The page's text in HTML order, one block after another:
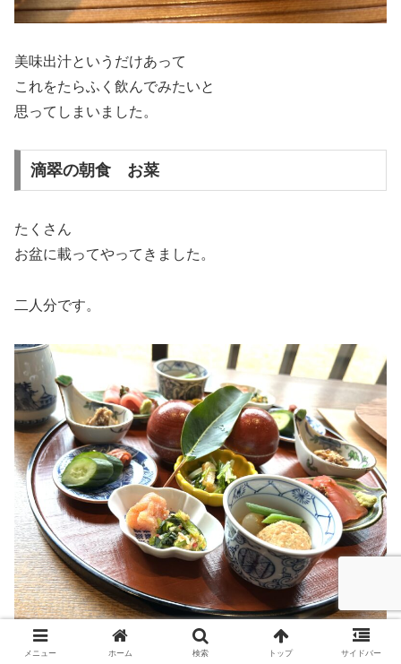
美味出汁というだけあって
これをたらふく飲んでみたいと
思ってしまいました。
滴翠の朝食 お菜
たくさん
お盆に載ってやってきました。
二人分です。
メニュー ホーム 検索 トップ サイドバー